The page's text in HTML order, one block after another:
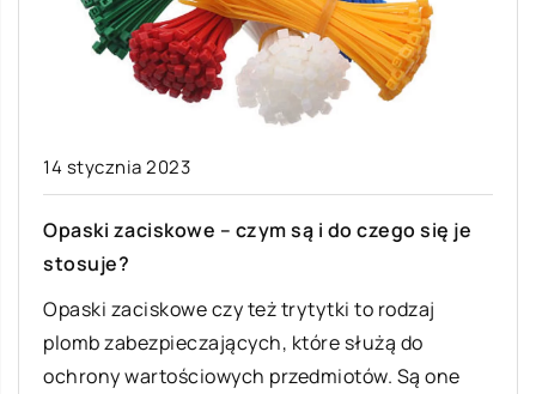
14 stycznia 2023
Opaski zaciskowe – czym są i do czego się je
stosuje?
Opaski zaciskowe czy też trytytki to rodzaj
plomb zabezpieczających, które służą do
ochrony wartościowych przedmiotów. Są one